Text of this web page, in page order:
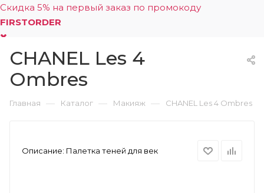
Скидка 5% на первый заказ по промокоду
FIRSTORDER
0
CHANEL Les 4
Ombres
Главная — Каталог — Макияж — CHANEL Les 4 Ombres
Описание: Палетка теней для век